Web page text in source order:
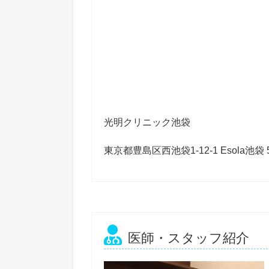
光明クリニック池袋
東京都豊島区西池袋1-12-1 Esola池袋
医師・スタッフ紹介